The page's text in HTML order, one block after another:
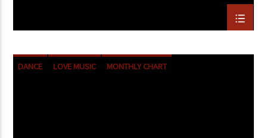
DANCE LOVE MUSIC
MONTHLY CHART